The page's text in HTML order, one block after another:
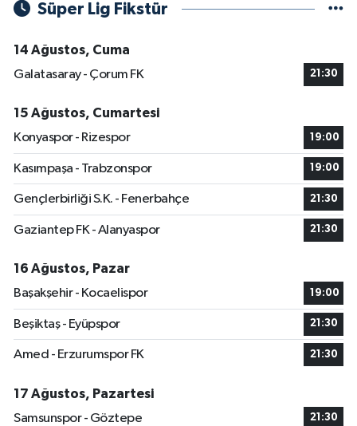
Süper Lig Fikstür
14 Ağustos, Cuma
Galatasaray - Çorum FK
21:30
15 Ağustos, Cumartesi
Konyaspor - Rizespor
19:00
Kasımpaşa - Trabzonspor 19:00
Gençlerbirliği S.K. - Fenerbahçe 21:30
Gaziantep FK - Alanyaspor 21:30
16 Ağustos, Pazar
Başakşehir - Kocaelispor
19:00
Beşiktaş - Eyüpspor 21:30
Amed - Erzurumspor FK 21:30
17 Ağustos, Pazartesi
Samsunspor - Göztepe
21:30